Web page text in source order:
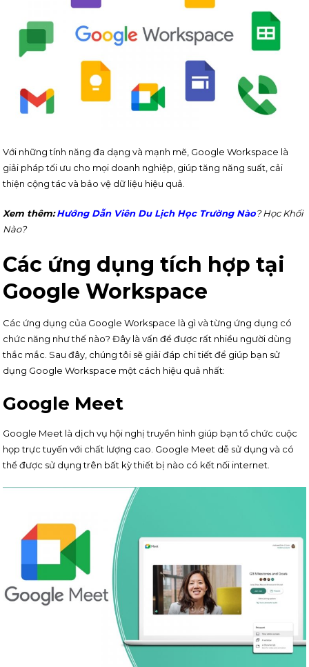
Với những tính năng đa dạng và mạnh mẽ, Google Workspace là
giải pháp tối ưu cho mọi doanh nghiệp, giúp tăng năng suất, cải
thiện cộng tác và bảo vệ dữ liệu hiệu quả.
Xem thêm: Hướng Dẫn Viên Du Lịch Học Trường Nào? Học Khối
Nào?
Các ứng dụng tích hợp tại
Google Workspace
Các ứng dụng của Google Workspace là gì và từng ứng dụng có
chức năng như thế nào? Đây là vấn đề được rất nhiều người dùng
thắc mắc. Sau đây, chúng tôi sẽ giải đáp chi tiết để giúp bạn sử
dụng Google Workspace một cách hiệu quả nhất:
Google Meet
Google Meet là dịch vụ hội nghị truyền hình giúp bạn tổ chức cuộc
họp trực tuyến với chất lượng cao. Google Meet dễ sử dụng và có
thể được sử dụng trên bất kỳ thiết bị nào có kết nối internet.